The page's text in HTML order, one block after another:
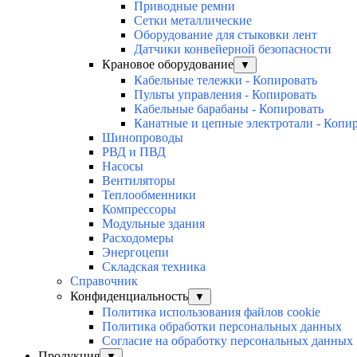
Приводные ремни
Сетки металлические
Оборудование для стыковки лент
Датчики конвейерной безопасности
Крановое оборудование
▼
Кабельные тележки - Копировать
Пульты управления - Копировать
Кабельные барабаны - Копировать
Канатные и цепные электротали -
Шинопроводы
РВД и ПВД
Насосы
Вентиляторы
Теплообменники
Компрессоры
Модульные здания
Расходомеры
Энергоцепи
Складская техника
Справочник
Конфиденциальность
▼
Политика использования файлов cookie
Политика обработки персональных данных
Согласие на обработку персональных данных